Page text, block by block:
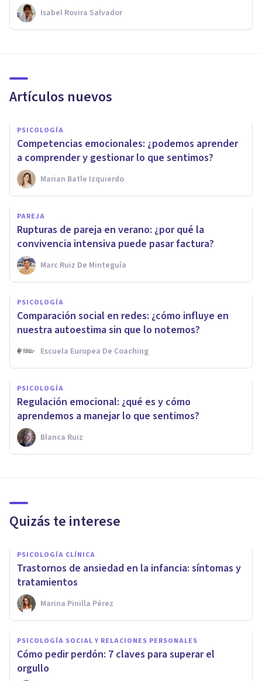
Isabel Rovira Salvador
Artículos nuevos
PSICOLOGÍA
Competencias emocionales: ¿podemos aprender
a comprender y gestionar lo que sentimos?
Marian Batle Izquierdo
PAREJA
Rupturas de pareja en verano: ¿por qué la
convivencia intensiva puede pasar factura?
Marc Ruiz De Minteguía
PSICOLOGÍA
Comparación social en redes: ¿cómo influye en
nuestra autoestima sin que lo notemos?
Escuela Europea De Coaching
PSICOLOGÍA
Regulación emocional: ¿qué es y cómo
aprendemos a manejar lo que sentimos?
Blanca Ruiz
Quizás te interese
PSICOLOGÍA CLÍNICA
Trastornos de ansiedad en la infancia: síntomas y
tratamientos
Marina Pinilla Pérez
PSICOLOGÍA SOCIAL Y RELACIONES PERSONALES
Cómo pedir perdón: 7 claves para superar el
orgullo